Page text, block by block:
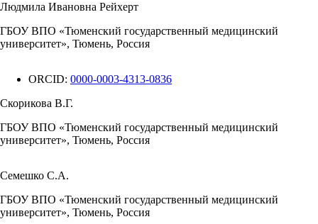
Людмила Ивановна Рейхерт
ГБОУ ВПО «Тюменский государственный медицинский
университет», Тюмень, Россия
ORCID: 0000-0003-4313-0836
Скорикова В.Г.
ГБОУ ВПО «Тюменский государственный медицинский
университет», Тюмень, Россия
Семешко С.А.
ГБОУ ВПО «Тюменский государственный медицинский
университет», Тюмень, Россия